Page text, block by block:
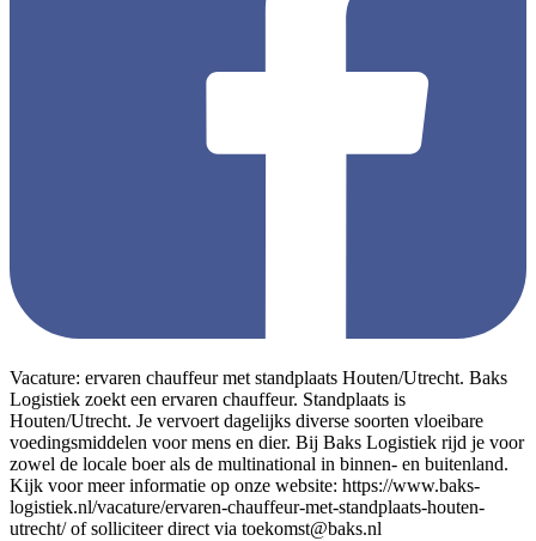
Vacature: ervaren chauffeur met standplaats Houten/Utrecht. Baks
Logistiek zoekt een ervaren chauffeur. Standplaats is
Houten/Utrecht. Je vervoert dagelijks diverse soorten vloeibare
voedingsmiddelen voor mens en dier. Bij Baks Logistiek rijd je voor
zowel de locale boer als de multinational in binnen- en buitenland.
Kijk voor meer informatie op onze website: https://www.baks-
logistiek.nl/vacature/ervaren-chauffeur-met-standplaats-houten-
utrecht/ of solliciteer direct via toekomst@baks.nl